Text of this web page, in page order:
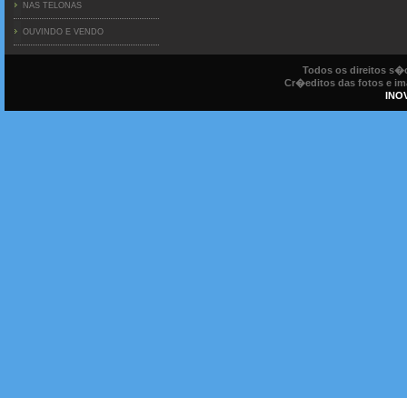
NAS TELONAS
OUVINDO E VENDO
Todos os direitos
Cr�editos das fotos e